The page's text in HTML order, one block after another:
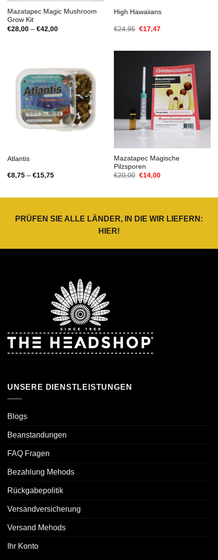
Mazatapec Magic Mushroom
Grow Kit
€28,00 – €42,00Preisspanne:
High Hawaiians
€24,95 Ursprünglicher
Preis
€17,47Aktueller
Atlantis
€8,75 – €15,75Preisspanne:
Mazatapec Magische
Pilzsporen
€20,00 Ursprünglicher
€14,00Aktueller
PRÜFEN SIE ALLE LÄNDER, IN DIE WIR LIEFERN:
HIER!
UNSERE DIENSTLEISTUNGEN
Blogs
Beanstandungen
FAQ Fragen
Bezahlung Mehods
Rückgabepolitik
Versandversicherung
Versand Mehods
Ihr Konto